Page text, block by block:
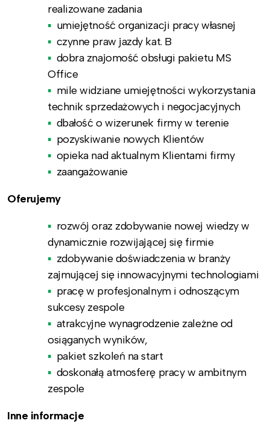
realizowane zadania
umiejętność organizacji pracy własnej
czynne praw jazdy kat. B
dobra znajomość obsługi pakietu MS
Office
mile widziane umiejętności wykorzystania
technik sprzedażowych i negocjacyjnych
dbałość o wizerunek firmy w terenie
pozyskiwanie nowych Klientów
opieka nad aktualnym Klientami firmy
zaangażowanie
Oferujemy
rozwój oraz zdobywanie nowej wiedzy w
dynamicznie rozwijającej się firmie
zdobywanie doświadczenia w branży
zajmującej się innowacyjnymi technologiami
pracę w profesjonalnym i odnoszącym
sukcesy zespole
atrakcyjne wynagrodzenie zależne od
osiąganych wyników,
pakiet szkoleń na start
doskonałą atmosferę pracy w ambitnym
zespole
Inne informacje